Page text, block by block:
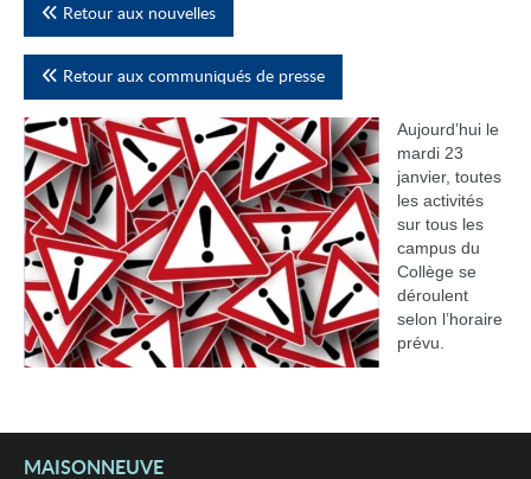
Retour aux nouvelles
Retour aux communiqués de presse
Aujourd’hui le
mardi 23
janvier, toutes
les activités
sur tous les
campus du
Collège se
déroulent
selon l’horaire
prévu.
MAISONNEUVE